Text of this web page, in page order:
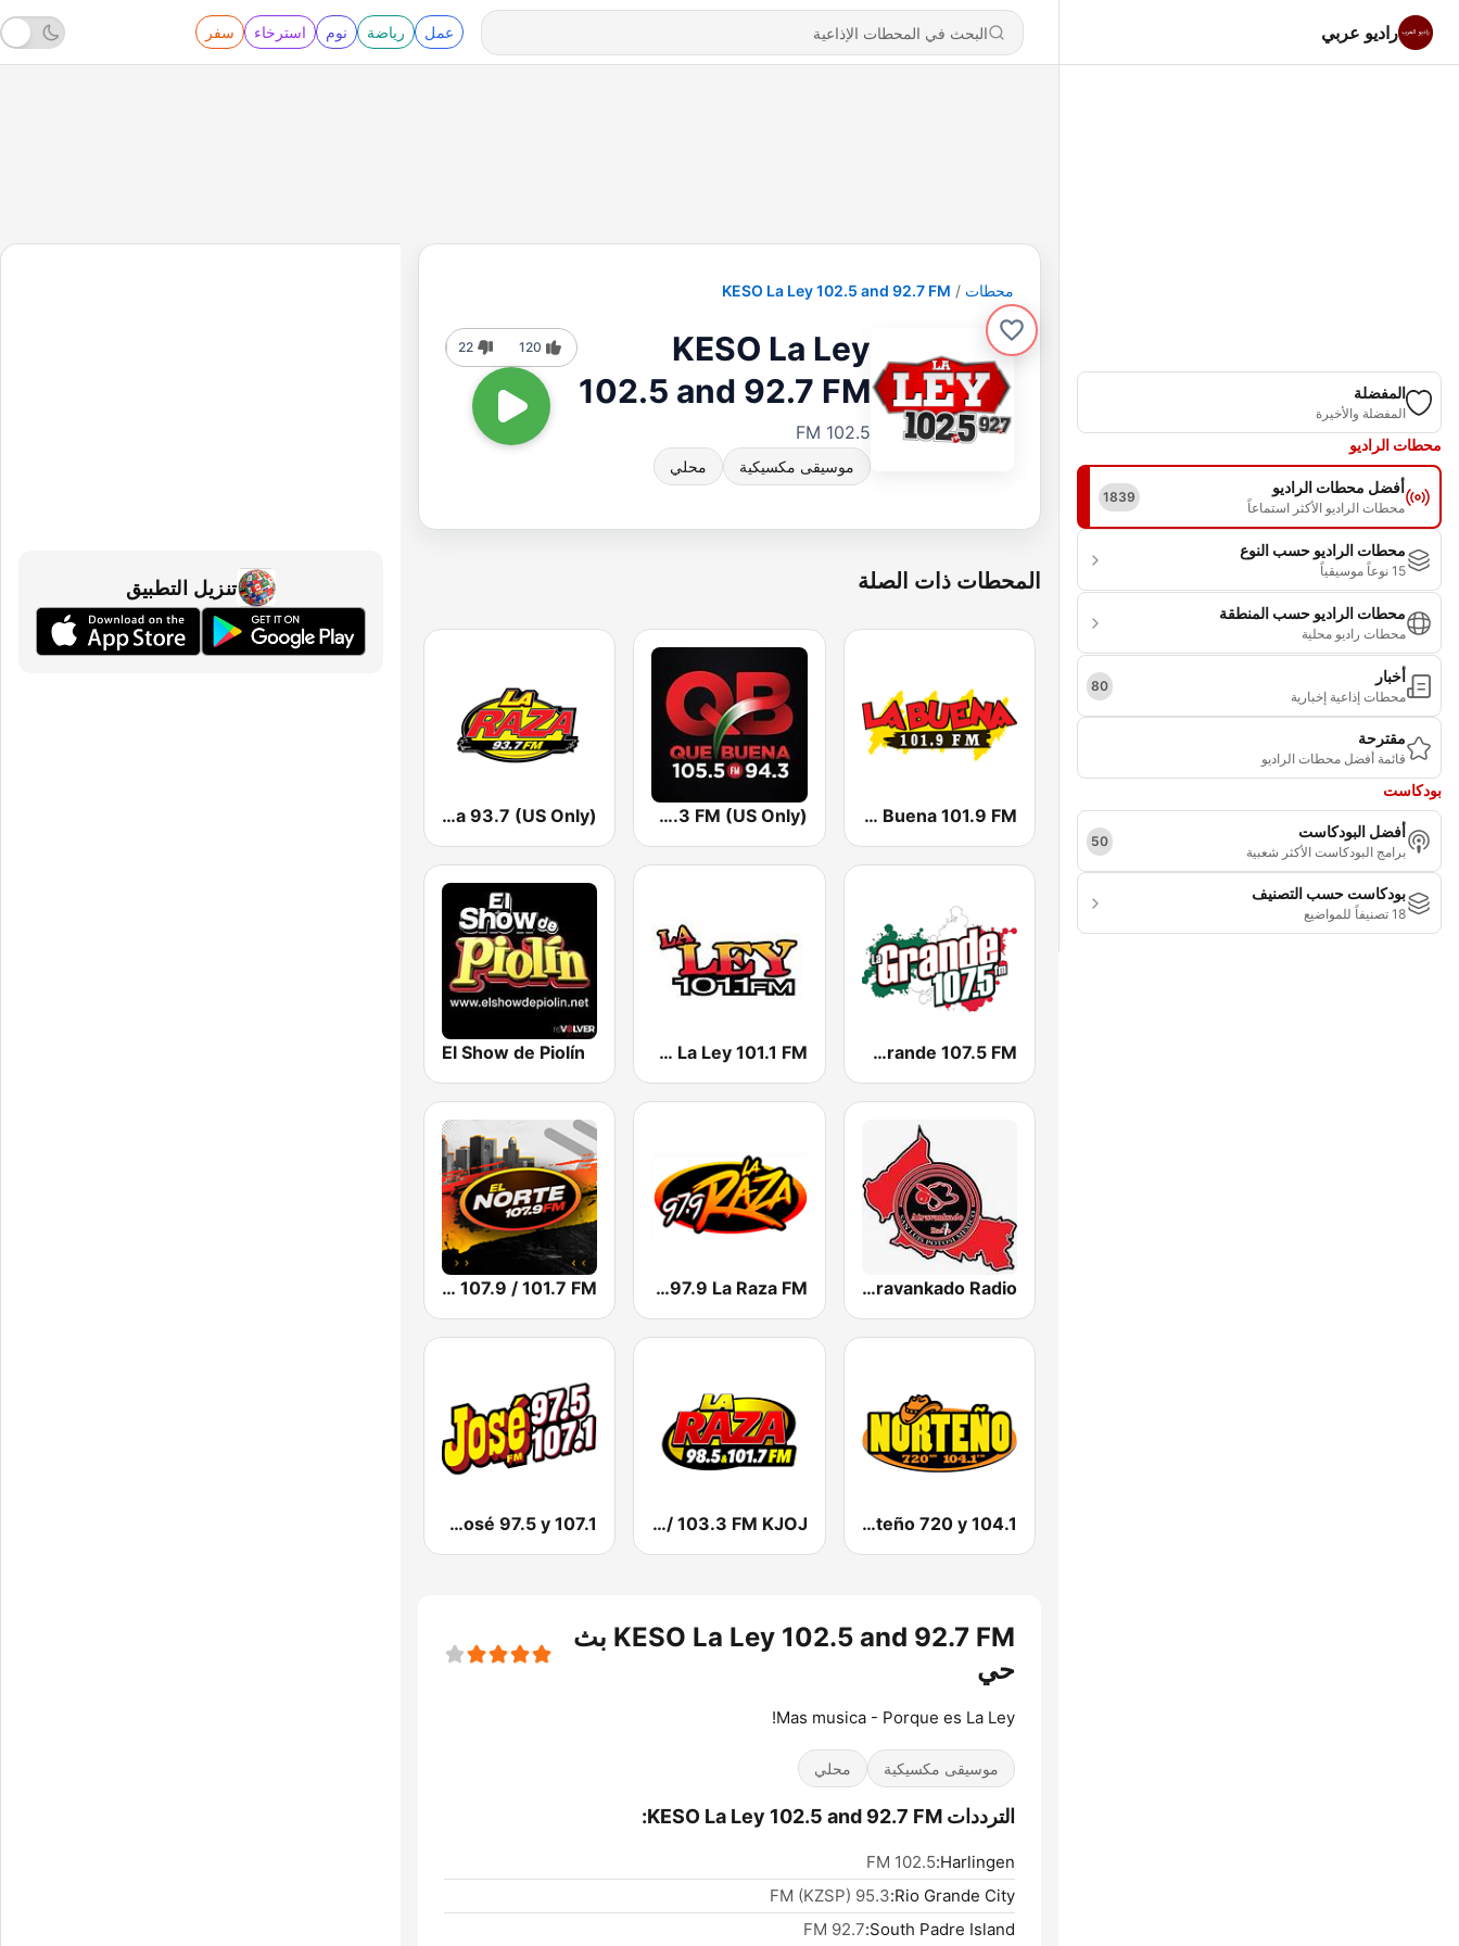
راديو عربي عمل رياضة نوم استرخاء سفر
المفضلة
المفضلة والأخيرة
محطات الراديو
أفضل محطات الراديو
محطات الراديو الأكثر استماعاً
1839
محطات الراديو حسب النوع
15 نوعاً موسيقياً
محطات الراديو حسب المنطقة
محطات راديو محلية
أخبار
محطات إذاعية إخبارية
80
مقترحة
قائمة أفضل محطات الراديو
بودكاست
أفضل البودكاست
برامج البودكاست الأكثر شعبية
50
بودكاست حسب التصنيف
18 تصنيفاً للمواضيع
محطات KESO La Ley 102.5 and 92.7 FM
KESO La Ley
102.5 and 92.7 FM
102.5 FM
موسيقى مكسيكية محلي
120
22
المحطات ذات الصلة
KLBN La Buena 101.9 FM
KBUE Que Buena 105.5 / 94.3 FM (US Only)
KNOR La Raza 93.7 (US Only)
KMVK La Grande 107.5 FM
WYMY La Ley 101.1 FM
El Show de Piolín
Atravankado Radio
KLAX 97.9 La Raza FM
KQQK El Norte 107.9 / 101.7 FM
KSAH Norteño 720 y 104.1
KTJM La Raza 98.5 / 103.3 FM KJOJ
KSSE José 97.5 y 107.1
KESO La Ley 102.5 and 92.7 FM بث
حي
Mas musica - Porque es La Ley!
موسيقى مكسيكية محلي
الترددات KESO La Ley 102.5 and 92.7 FM:
Harlingen:
102.5 FM
Rio Grande City:
95.3 FM (KZSP)
South Padre Island:
92.7 FM
تنزيل التطبيق